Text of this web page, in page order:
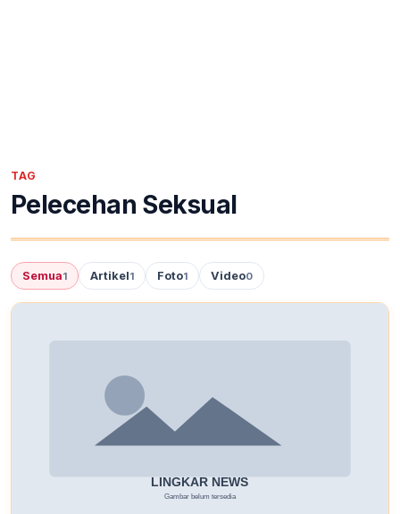
TAG
Pelecehan Seksual
Semua1 Artikel1 Foto1 Video0